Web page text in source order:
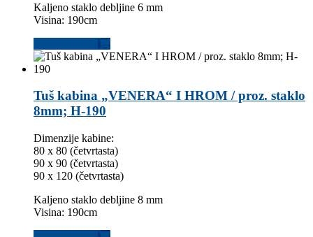
Kaljeno staklo debljine 6 mm
Visina: 190cm
Tuš kabina „VENERA“ I HROM / proz. staklo
8mm; H-190
Dimenzije kabine:
80 x 80 (četvrtasta)
90 x 90 (četvrtasta)
90 x 120 (četvrtasta)
Kaljeno staklo debljine 8 mm
Visina: 190cm